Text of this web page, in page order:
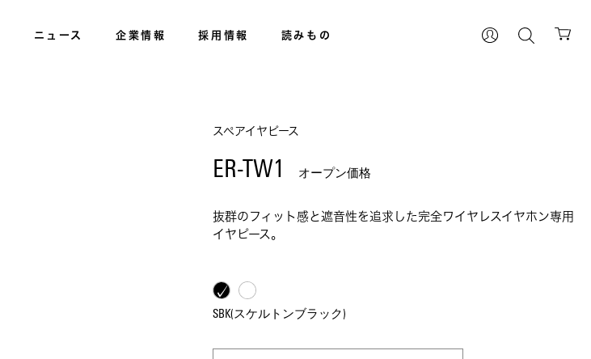
ニュース 企業情報 採用情報 読みもの
スペアイヤピース
ER-TW1 オープン価格
抜群のフィット感と遮音性を追求した完全ワイヤレスイヤホン専用
イヤピース。
SBK(スケルトンブラック)